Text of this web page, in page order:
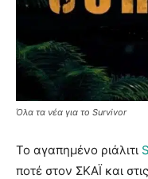
Όλα τα νέα για το Survivor
Το αγαπημένο ριάλιτι
ποτέ στον ΣΚΑΪ και